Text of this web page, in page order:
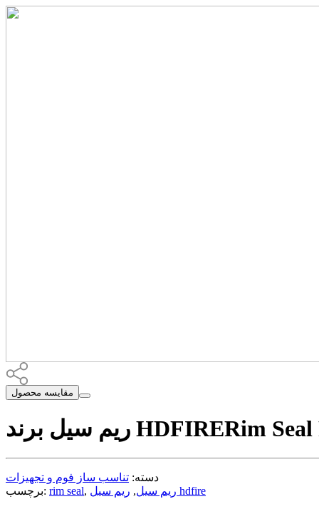
مقایسه محصول
ریم سیل برند HDFIRERim
دسته: تناسب ساز فوم و تجهیزات
برچسب: rim seal, ریم سیل, ریم سیل hdfire